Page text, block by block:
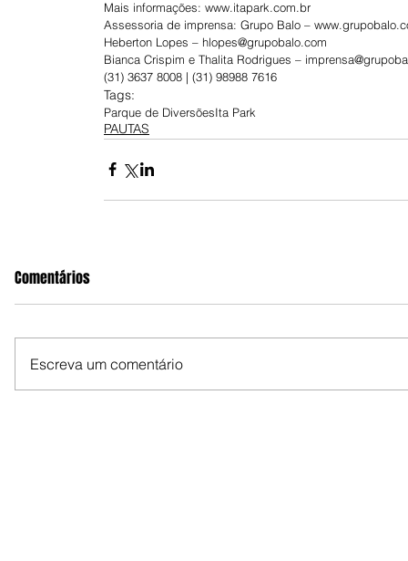
Mais informações: www.itapark.com.br
Assessoria de imprensa: Grupo Balo –
Heberton Lopes – hlopes@grupobalo.com
Bianca Crispim e Thalita Rodrigues –
(31) 3637 8008 | (31) 98988 7616
Tags:
Parque de DiversõesIta Park
PAUTAS
Comentários
Escreva um comentário